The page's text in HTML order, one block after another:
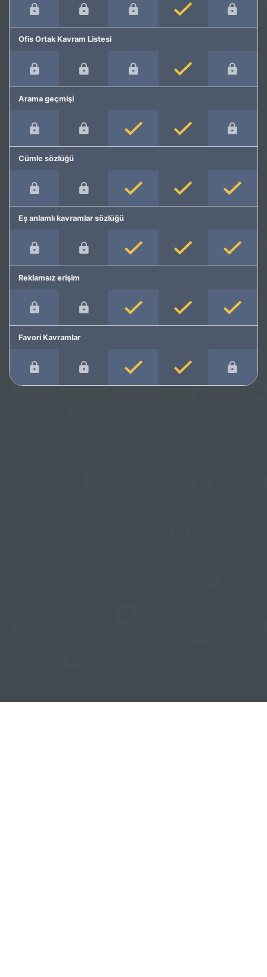
Ofis Ortak Kavram Listesi
Arama geçmişi
Cümle sözlüğü
Eş anlamlı kavramlar sözlüğü
Reklamsız erişim
Favori Kavramlar